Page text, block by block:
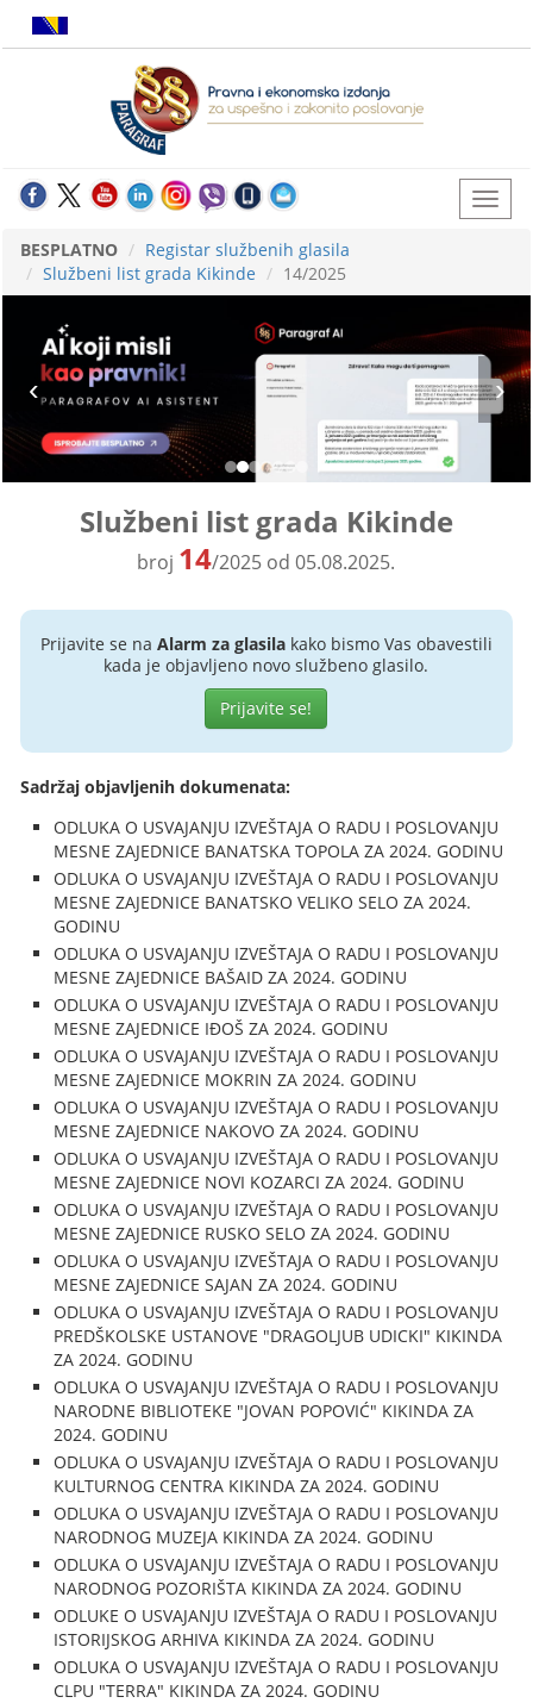
BESPLATNO
Registar službenih glasila
Službeni list grada Kikinde
14/2025
Službeni list grada Kikinde
broj 14/2025 od 05.08.2025.
Prijavite se na Alarm za glasilakako bismo Vas obavestili
kada je objavljeno novo službeno glasilo.
Prijavite se!
Sadržaj objavljenih dokumenata:
ODLUKA O USVAJANJU IZVEŠTAJA O RADU I POSLOVANJU
MESNE ZAJEDNICE BANATSKA TOPOLA ZA 2024. GODINU
ODLUKA O USVAJANJU IZVEŠTAJA O RADU I POSLOVANJU
MESNE ZAJEDNICE BANATSKO VELIKO SELO ZA 2024.
GODINU
ODLUKA O USVAJANJU IZVEŠTAJA O RADU I POSLOVANJU
MESNE ZAJEDNICE BAŠAID ZA 2024. GODINU
ODLUKA O USVAJANJU IZVEŠTAJA O RADU I POSLOVANJU
MESNE ZAJEDNICE IĐOŠ ZA 2024. GODINU
ODLUKA O USVAJANJU IZVEŠTAJA O RADU I POSLOVANJU
MESNE ZAJEDNICE MOKRIN ZA 2024. GODINU
ODLUKA O USVAJANJU IZVEŠTAJA O RADU I POSLOVANJU
MESNE ZAJEDNICE NAKOVO ZA 2024. GODINU
ODLUKA O USVAJANJU IZVEŠTAJA O RADU I POSLOVANJU
MESNE ZAJEDNICE NOVI KOZARCI ZA 2024. GODINU
ODLUKA O USVAJANJU IZVEŠTAJA O RADU I POSLOVANJU
MESNE ZAJEDNICE RUSKO SELO ZA 2024. GODINU
ODLUKA O USVAJANJU IZVEŠTAJA O RADU I POSLOVANJU
MESNE ZAJEDNICE SAJAN ZA 2024. GODINU
ODLUKA O USVAJANJU IZVEŠTAJA O RADU I POSLOVANJU
PREDŠKOLSKE USTANOVE "DRAGOLJUB UDICKI" KIKINDA
ZA 2024. GODINU
ODLUKA O USVAJANJU IZVEŠTAJA O RADU I POSLOVANJU
NARODNE BIBLIOTEKE "JOVAN POPOVIĆ" KIKINDA ZA
2024. GODINU
ODLUKA O USVAJANJU IZVEŠTAJA O RADU I POSLOVANJU
KULTURNOG CENTRA KIKINDA ZA 2024. GODINU
ODLUKA O USVAJANJU IZVEŠTAJA O RADU I POSLOVANJU
NARODNOG MUZEJA KIKINDA ZA 2024. GODINU
ODLUKA O USVAJANJU IZVEŠTAJA O RADU I POSLOVANJU
NARODNOG POZORIŠTA KIKINDA ZA 2024. GODINU
ODLUKE O USVAJANJU IZVEŠTAJA O RADU I POSLOVANJU
ISTORIJSKOG ARHIVA KIKINDA ZA 2024. GODINU
ODLUKA O USVAJANJU IZVEŠTAJA O RADU I POSLOVANJU
CLPU "TERRA" KIKINDA ZA 2024. GODINU